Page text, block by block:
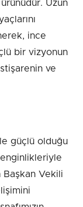
Uzun
ince
bir vizyonun
ve
güçlü olduğu
Vekili